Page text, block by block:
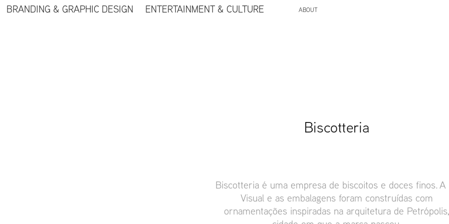
BRANDING & GRAPHIC DESIGN ENTERTAINMENT & CULTURE ABOUT
Biscotteria
Biscotteria é uma empresa de biscoitos e doces finos. A
Visual e as embalagens foram construídas com
ornamentações inspiradas na arquitetura de Petrópolis,